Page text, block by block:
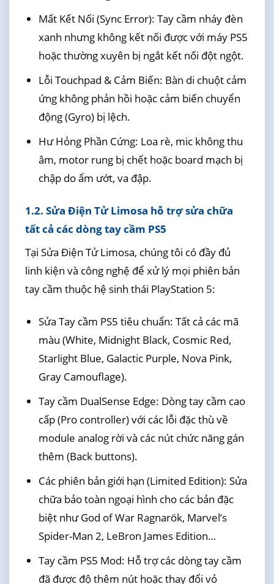
Mất Kết Nối (Sync Error): Tay cầm nháy đèn
xanh nhưng không kết nối được với máy PS5
hoặc thường xuyên bị ngắt kết nối đột ngột.
Lỗi Touchpad & Cảm Biến: Bàn di chuột cảm
ứng không phản hồi hoặc cảm biến chuyển
động (Gyro) bị lệch.
Hư Hỏng Phần Cứng: Loa rè, mic không thu
âm, motor rung bị chết hoặc board mạch bị
chập do ẩm ướt, va đập.
1.2. Sửa Điện Tử Limosa hỗ trợ sửa chữa
tất cả các dòng tay cầm PS5
Tại Sửa Điện Tử Limosa, chúng tôi có đầy đủ
linh kiện và công nghệ để xử lý mọi phiên bản
tay cầm thuộc hệ sinh thái PlayStation 5:
Sửa Tay cầm PS5 tiêu chuẩn: Tất cả các mã
màu (White, Midnight Black, Cosmic Red,
Starlight Blue, Galactic Purple, Nova Pink,
Gray Camouflage).
Tay cầm DualSense Edge: Dòng tay cầm cao
cấp (Pro controller) với các lỗi đặc thù về
module analog rời và các nút chức năng gán
thêm (Back buttons).
Các phiên bản giới hạn (Limited Edition): Sửa
chữa bảo toàn ngoại hình cho các bản đặc
biệt như God of War Ragnarök, Marvel’s
Spider-Man 2, LeBron James Edition…
Tay cầm PS5 Mod: Hỗ trợ các dòng tay cầm
đã được độ thêm nút hoặc thay đổi vỏ